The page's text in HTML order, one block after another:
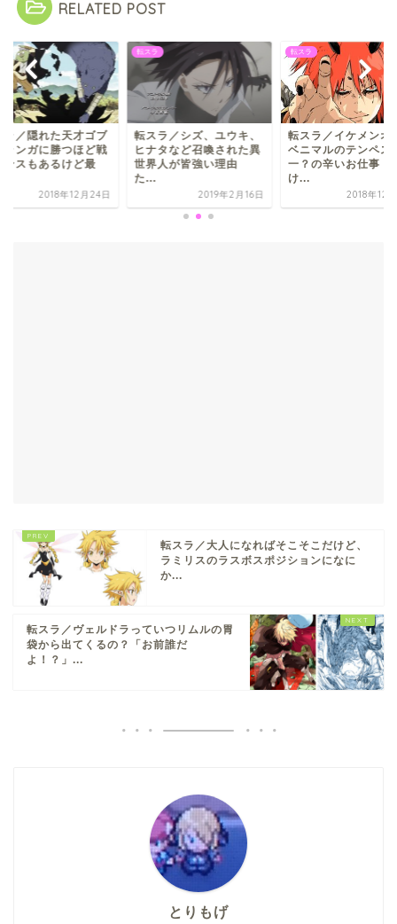
RELATED POST
ラ／シズ、ユウキ、
タなど召喚された異
人が皆強い理由
2019年2月16日
転スラ
転スラ／イケメンオーガ
ベニマルのテンペスト国
一？の辛いお仕事 だ
け...
2018年12月12日
転スラ
転スラ／隠れた天才
タ！ランガに勝つほ
闘センスもあるけど
強...
2018年12
転スラ／大人になればそこそこだけど、
ラミリスのラスボスポジションになに
か...
転スラ／ヴェルドラっていつリムルの胃
袋から出てくるの？「お前誰だ
よ！？」...
とりもげ